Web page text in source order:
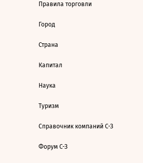
Правила торговли
Город
Страна
Капитал
Наука
Туризм
Справочник компаний С-З
Форум С-З